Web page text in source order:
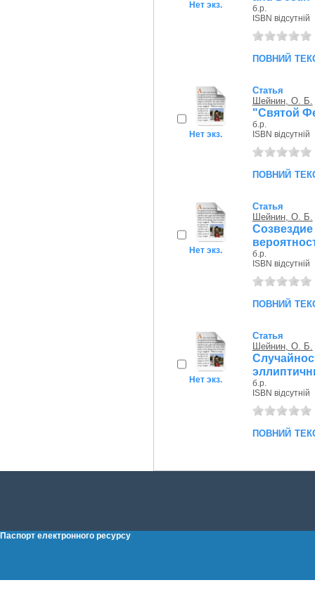
Нет экз.
б.р.
ISBN відсутній
повний
Нет экз.
Статья
Шейнин, О. Б.
"Святой
б.р.
ISBN відсутній
повний
Нет экз.
Статья
Шейнин, О. Б.
б.р.
ISBN відсутній
повний
Нет экз.
Статья
Шейнин, О. Б.
б.р.
ISBN відсутній
повний
Паспорт електронного ресурсу